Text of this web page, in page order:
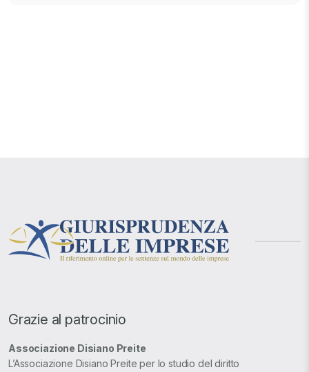
Grazie al patrocinio
Associazione Disiano Preite
L’Associazione Disiano Preite per lo studio del diritto